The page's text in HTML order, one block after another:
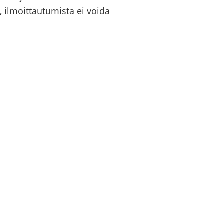
il­moit­tau­tu­mis­ta ei voida